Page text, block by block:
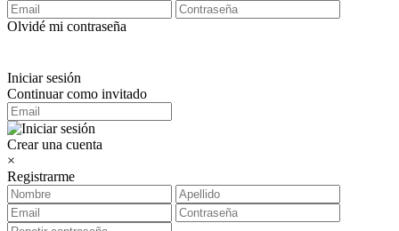
Olvidé mi contraseña
Iniciar sesión
Continuar como invitado
Crear una cuenta
×
Registrarme